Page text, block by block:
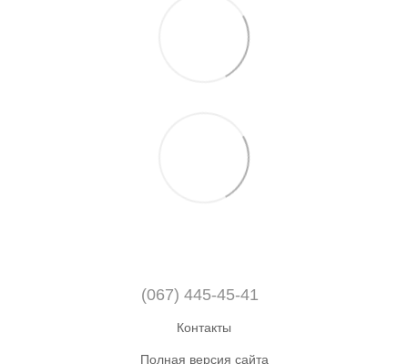
(067) 445-45-41
Контакты
Полная версия сайта